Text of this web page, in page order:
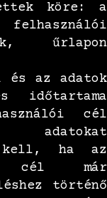
köre: a
űrlapon
és az adatok
időtartama
cél
adatokat
kell, ha az
cél már
történő